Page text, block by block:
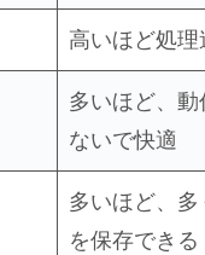
高いほど処
多いほど、
ないで快適
多いほど、
を保存できる